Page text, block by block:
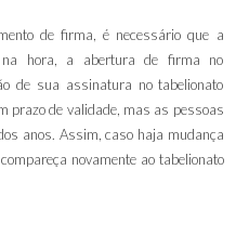
de firma, é necessário que a
na hora, a abertura de firma no
de sua assinatura no tabelionato
prazo de validade, mas as pessoas
anos. Assim, caso haja mudança
novamente ao tabelionato